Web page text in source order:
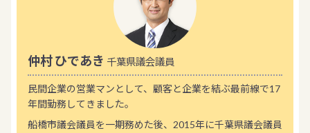
仲村 ひであき 千葉県議会議員
民間企業の営業マンとして、顧客と企業を結ぶ最前線で17
年間勤務してきました。
船橋市議会議員を一期務めた後、2015年に千葉県議会議員